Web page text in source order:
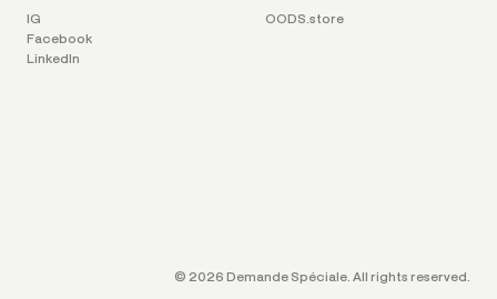
IG
Facebook
LinkedIn
OODS.store
© 2026 Demande Spéciale. All rights reserved.